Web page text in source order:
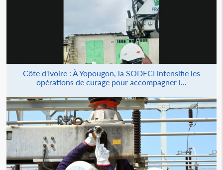
Côte d'Ivoire : À Yopougon, la SODECI intensifie les
opérations de curage pour accompagner l...